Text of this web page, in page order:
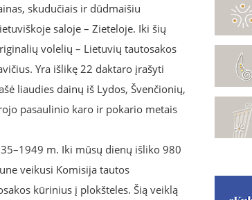
skudučiais ir dūdmaišiu
saloje – Zieteloje. Iki šių
volelių – Lietuvių tautosakos
Yra išlikę 22 daktaro įrašyti
liaudies dainų iš Lydos, Švenčionių,
pasaulinio karo ir pokario metais
m. Iki mūsų dienų išliko 980
veikusi Komisija tautos
kūrinius į plokšteles. Šią veiklą